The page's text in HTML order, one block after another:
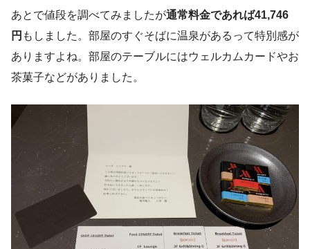
あとで値段を調べてみましたが通常料金であれば41,746
円 もしました。部屋のすぐそばに温泉があるって特別感が
ありますよね。部屋のテーブルにはウェルカムカードやお
茶菓子などがありました。